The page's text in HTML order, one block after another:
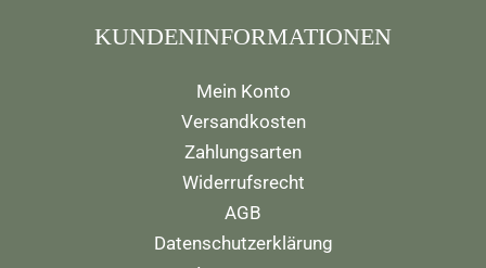
KUNDENINFORMATIONEN
Mein Konto
Versandkosten
Zahlungsarten
Widerrufsrecht
AGB
Datenschutzerklärung